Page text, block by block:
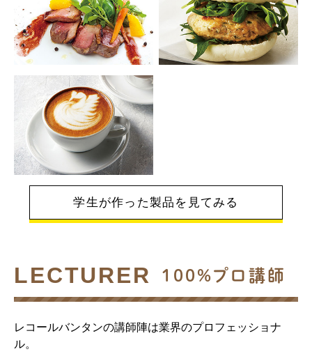
学生が作った製品を見てみる
LECTURER 100%プロ講師
レコールバンタンの講師陣は業界のプロフェッショナ
ル。